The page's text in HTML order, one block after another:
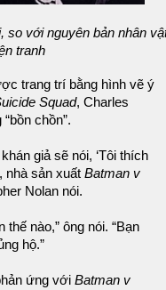
so với nguyên bản nhân
tranh
trang trí bằng hình vẽ ý
Squad, Charles
chồn”.
giả sẽ nói, ‘Tôi thích
nhà sản xuất Batman v
Nolan nói.
nào,” ông nói. “Bạn
hộ.”
ứng với Batman v